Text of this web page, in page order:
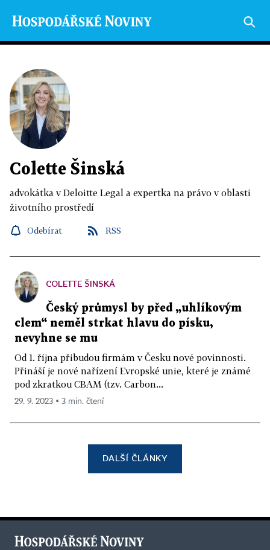
Colette Šinská
advokátka v Deloitte Legal a expertka na právo v oblasti
životního prostředí
Odebírat RSS
COLETTE ŠINSKÁ
Český průmysl by před „uhlíkovým
clem“ neměl strkat hlavu do písku,
nevyhne se mu
Od 1. října přibudou firmám v Česku nové povinnosti.
Přináší je nové nařízení Evropské unie, které je známé
pod zkratkou CBAM (tzv. Carbon...
29. 9. 2023 ▪ 3 min. čtení
DALŠÍ ČLÁNKY